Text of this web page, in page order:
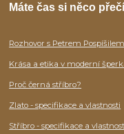
Máte čas si něco
Rozhovor s Petrem Pospíšilem
Krása a etika v moderní
Proč černá stříbro?
Zlato - specifikace a vlastnosti
Stříbro - specifikace a